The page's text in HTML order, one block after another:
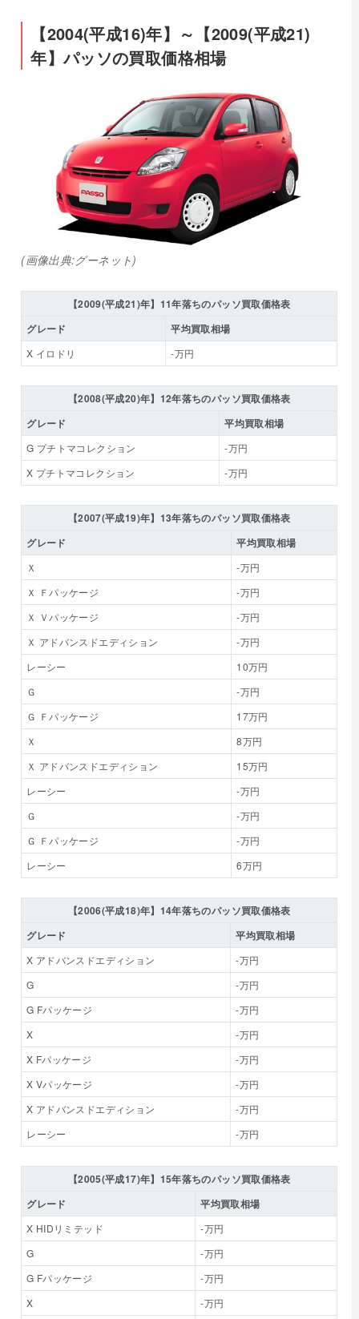
【2004(平成16)年】～【2009(平成21)
年】パッソの買取価格相場
(画像出典:グーネット)
【2009(平成21)年】11年落ちのパッソ買取価格表
グレード
平均買取相場
X イロドリ -万円
【2008(平成20)年】12年落ちのパッソ買取価格表
グレード
平均買取相場
G プチトマコレクション
-万円
X プチトマコレクション
-万円
【2007(平成19)年】13年落ちのパッソ買取価格表
グレード
平均買取相場
Ｘ
-万円
Ｘ Ｆパッケージ
-万円
Ｘ Ｖパッケージ
-万円
Ｘ アドバンスドエディション
-万円
レーシー
10万円
Ｇ
-万円
Ｇ Ｆパッケージ
17万円
Ｘ
8万円
Ｘ アドバンスドエディション
15万円
レーシー
-万円
Ｇ
-万円
Ｇ Ｆパッケージ
-万円
レーシー
6万円
【2006(平成18)年】14年落ちのパッソ買取価格表
グレード
平均買取相場
X アドバンスドエディション
-万円
G
-万円
G Fパッケージ
-万円
X
-万円
X Fパッケージ
-万円
X Vパッケージ
-万円
X アドバンスドエディション
-万円
レーシー
-万円
【2005(平成17)年】15年落ちのパッソ買取価格表
グレード
平均買取相場
X HIDリミテッド
-万円
G
-万円
G Fパッケージ
-万円
X
-万円